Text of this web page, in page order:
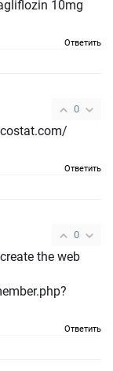
10mg
Ответить
0
Ответить
0
the web
Ответить